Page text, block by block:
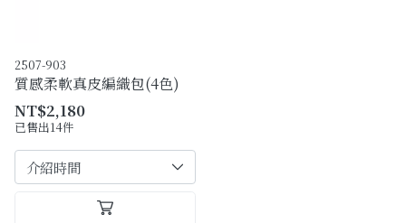
2507-903
質感柔軟真皮編織包(4色)
NT$2,180
已售出14件